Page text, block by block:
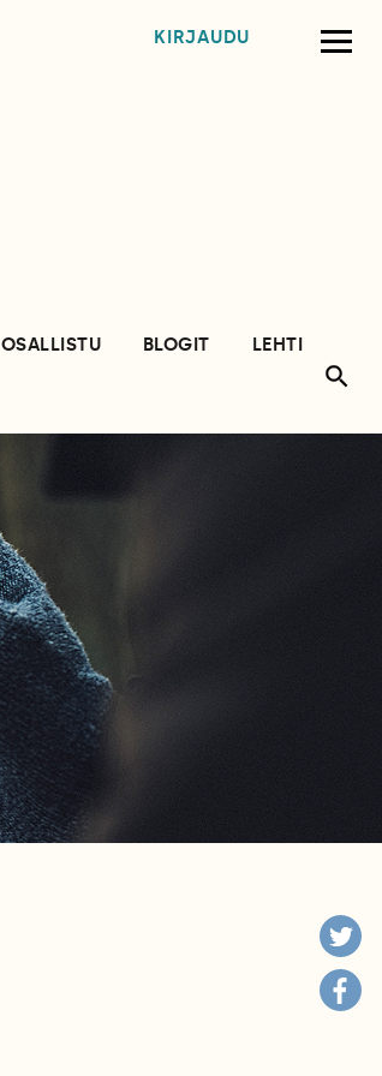
KIRJAUDU
OSALLISTU BLOGIT
LEHTI